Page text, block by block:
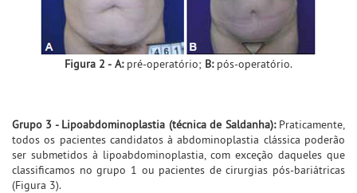
Figura 2 - A:pré-operatório; B:pós-operatório.
Grupo 3 - Lipoabdominoplastia (técnica de Saldanha):Praticamente,
todos os pacientes candidatos à abdominoplastia clássica poderão
ser submetidos à lipoabdominoplastia, com exceção daqueles que
classificamos no grupo 1 ou pacientes de cirurgias pós-bariátricas
(Figura 3).